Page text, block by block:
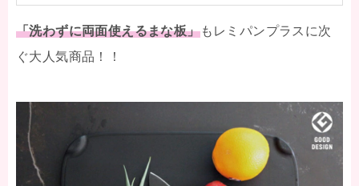
「洗わずに両面使えるまな板」もレミパンプラスに次
ぐ大人気商品！！